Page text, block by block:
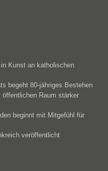
Kunst an katholischen
begeht 80-jähriges Bestehen
Raum stärker
beginnt mit Mitgefühl für
veröffentlicht